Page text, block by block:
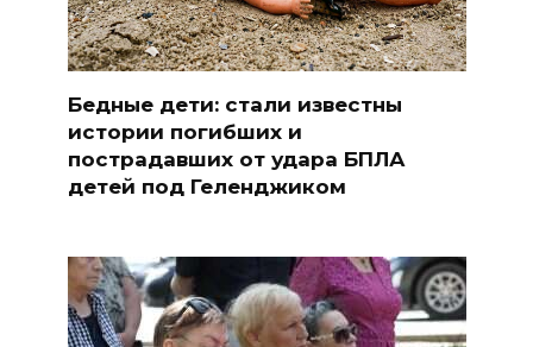
Бедные дети: стали известны
истории погибших и
пострадавших от удара БПЛА
детей под Геленджиком